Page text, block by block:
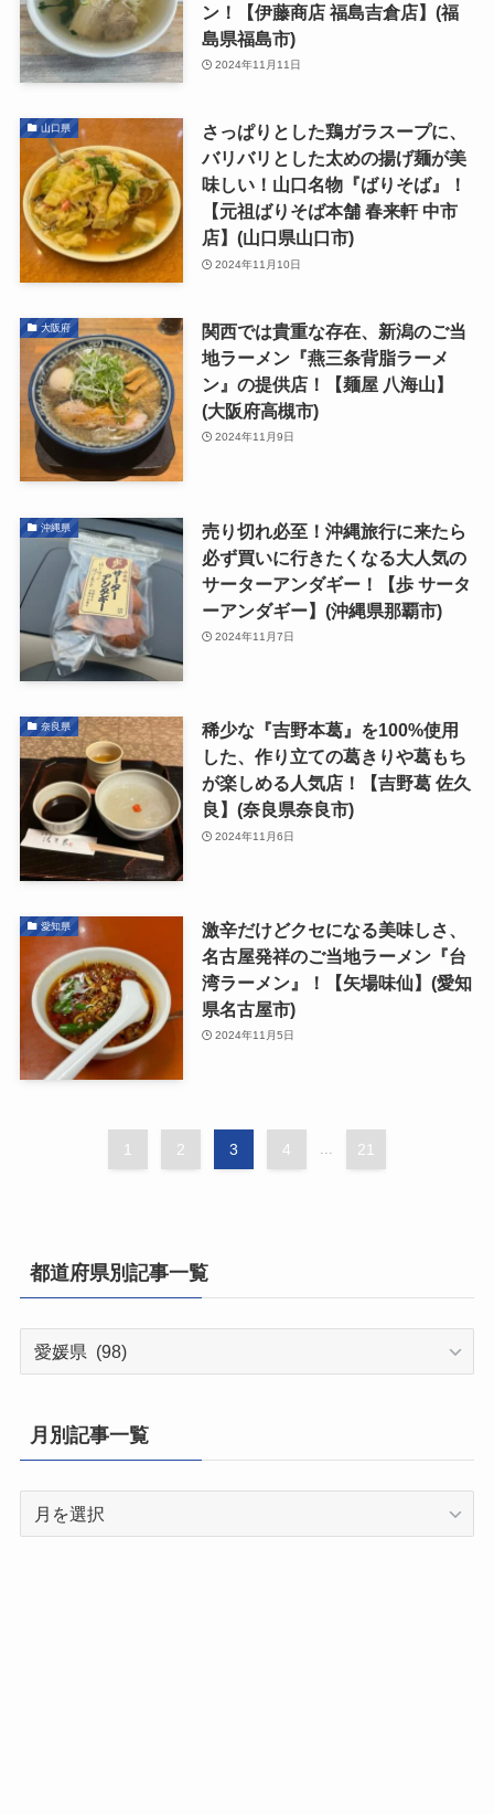
ン！【伊藤商店 福島吉倉店】(福
島県福島市)
2024年11月11日
山口県
さっぱりとした鶏ガラスープに、
バリバリとした太めの揚げ麺が美
味しい！山口名物『ばりそば』！
【元祖ばりそば本舗 春来軒 中市
店】(山口県山口市)
2024年11月10日
大阪府
関西では貴重な存在、新潟のご当
地ラーメン『燕三条背脂ラーメ
ン』の提供店！【麺屋 八海山】
(大阪府高槻市)
2024年11月9日
沖縄県
売り切れ必至！沖縄旅行に来たら
必ず買いに行きたくなる大人気の
サーターアンダギー！【歩 サータ
ーアンダギー】(沖縄県那覇市)
2024年11月7日
奈良県
稀少な『吉野本葛』を100%使用
した、作り立ての葛きりや葛もち
が楽しめる人気店！【吉野葛 佐久
良】(奈良県奈良市)
2024年11月6日
愛知県
激辛だけどクセになる美味しさ、
名古屋発祥のご当地ラーメン『台
湾ラーメン』！【矢場味仙】(愛知
県名古屋市)
2024年11月5日
1 2 3 4 ... 21
都道府県別記事一覧
県
別
一
月別記事一覧